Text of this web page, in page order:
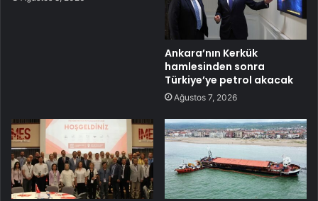
Ankara’nın Kerkük
hamlesinden sonra
Türkiye’ye petrol akacak
Ağustos 7, 2026